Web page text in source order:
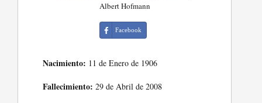
Albert Hofmann
Facebook
Nacimiento: 11 de Enero de 1906
Fallecimiento: 29 de Abril de 2008